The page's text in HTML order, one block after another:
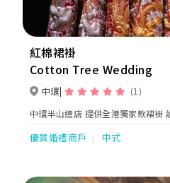
紅棉裙褂
Cotton Tree Wedding
中環
(1)
中環半山總店 提供全港獨家款裙褂
優質婚禮商戶 中式